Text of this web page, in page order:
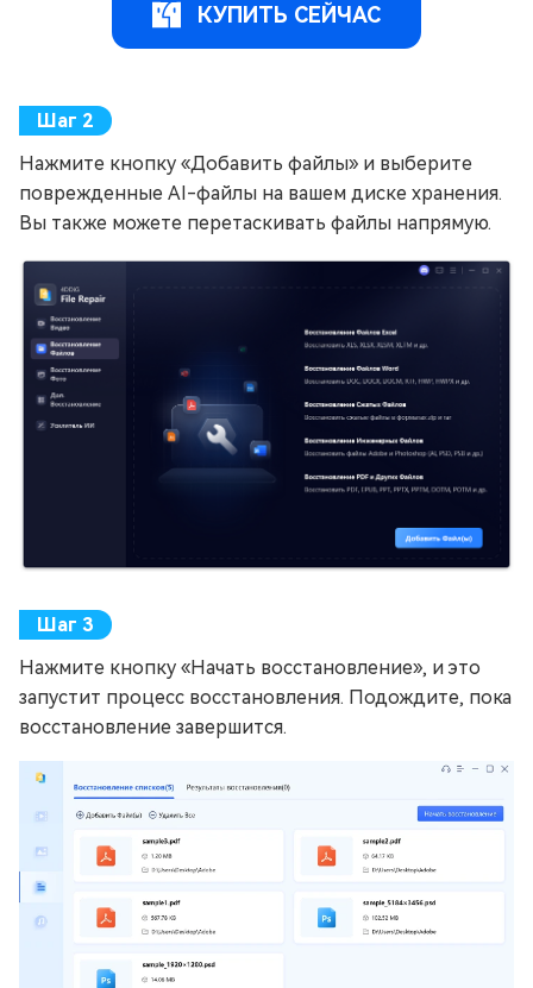
КУПИТЬ СЕЙЧАС
Нажмите кнопку «Добавить файлы» и выберите
поврежденные AI-файлы на вашем диске хранения.
Вы также можете перетаскивать файлы напрямую.
Нажмите кнопку «Начать восстановление», и это
запустит процесс восстановления. Подождите, пока
восстановление завершится.